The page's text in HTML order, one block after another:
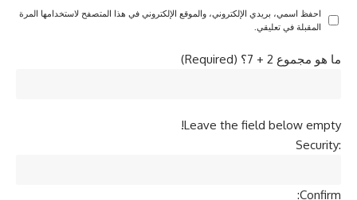
احفظ اسمي، بريدي الإلكتروني، والموقع الإلكتروني في هذا المتصفح لاستخدامها المرة
المقبلة في تعليقي.
ما هو مجموع 2 + 7؟ (Required)
Leave the field below empty!
Security:
Confirm: